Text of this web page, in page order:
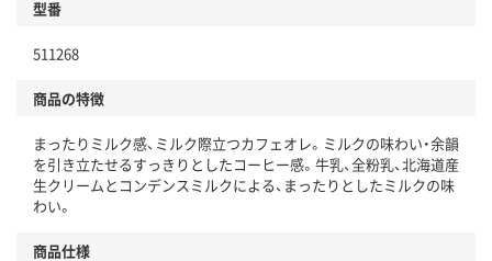
仕組
この商品の環境配慮ポイントです。下記商品詳細「
アスクル商品環境スコア詳細／加点項目
」で確認できます。
型番
511268
商品の特徴
まったりミルク感、ミルク際立つカフェオレ。ミルクの味わい・余韻
を引き立たせるすっきりとしたコーヒー感。牛乳、全粉乳、北海道産
生クリームとコンデンスミルクによる、まったりとしたミルクの味
わい。
商品仕様